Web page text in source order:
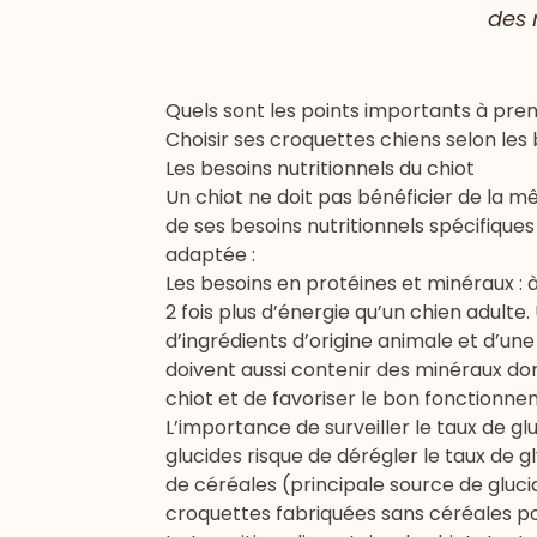
des
Quels sont les points importants à
Choisir ses croquettes chiens selon
Les besoins nutritionnels du chiot
Un chiot ne doit pas bénéficier de la
de ses besoins nutritionnels
adaptée :
Les besoins en protéines et minéraux
2 fois plus d’énergie qu’un chien
d’ingrédients d’origine animale et
doivent aussi contenir des minéraux
chiot et de favoriser le bon
L’importance de surveiller le taux de
glucides risque de dérégler le taux de
de céréales (principale source de
croquettes fabriquées sans céréales